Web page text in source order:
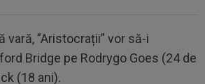
vară, ”Aristocrații” vor să-i
Bridge pe Rodrygo Goes (24 de
(18 ani).